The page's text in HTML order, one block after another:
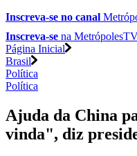
Inscreva-se no canal
Inscreva-se na
Página Inicial
Brasil
Política
Política
Ajuda da China
vinda", diz